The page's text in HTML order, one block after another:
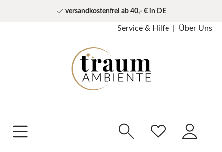
versandkostenfrei ab 40,- € in DE
Service & Hilfe Über Uns